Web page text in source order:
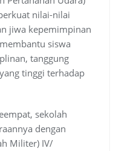
nilai-nilai
jiwa kepemimpinan
siswa
tanggung
tinggi terhadap
sekolah
dengan
Militer) IV/